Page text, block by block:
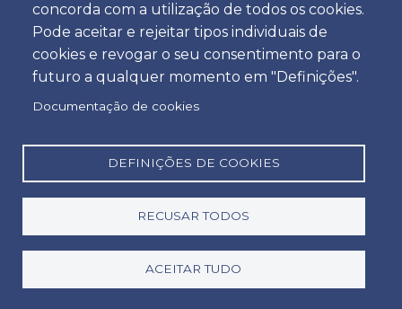
concorda com a utilização de todos os cookies.
Pode aceitar e rejeitar tipos individuais de
cookies e revogar o seu consentimento para o
futuro a qualquer momento em "Definições".
Documentação de cookies
DEFINIÇÕES DE COOKIES
RECUSAR TODOS
ACEITAR TUDO
Qual é a idade mínima para
alugar um automóvel em
Portugal?
Como funciona o serviço Via